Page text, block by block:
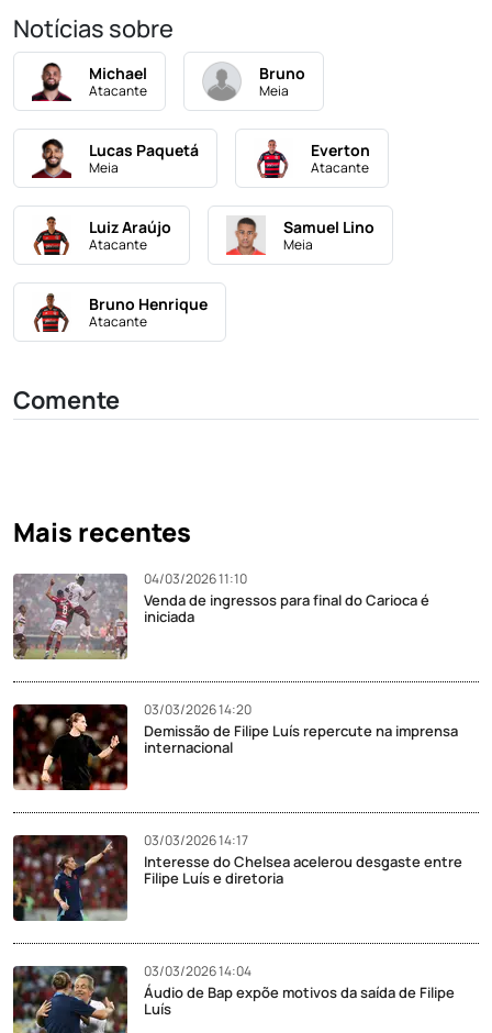
Notícias sobre
Michael
Atacante
Bruno
Meia
Lucas Paquetá
Meia
Everton
Atacante
Luiz Araújo
Atacante
Samuel Lino
Meia
Bruno Henrique
Atacante
Comente
Mais recentes
04/03/2026 11:10
Venda de ingressos para final do Carioca é
iniciada
03/03/2026 14:20
Demissão de Filipe Luís repercute na imprensa
internacional
03/03/2026 14:17
Interesse do Chelsea acelerou desgaste entre
Filipe Luís e diretoria
03/03/2026 14:04
Áudio de Bap expõe motivos da saída de Filipe
Luís